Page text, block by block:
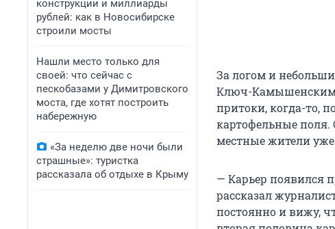
конструкции и миллиарды
рублей: как в Новосибирске
строили мосты
Нашли место только для
своей: что сейчас с
пескобазами у Димитровского
моста, где хотят построить
набережную
«За неделю две ночи были
страшные»: туристка
рассказала об отдыхе в Крыму
За логом и
Ключ-Камышенским
притоки, когда-то,
картофельные поля.
местные жители
— Карьер появился
рассказал
постоянно и вижу,